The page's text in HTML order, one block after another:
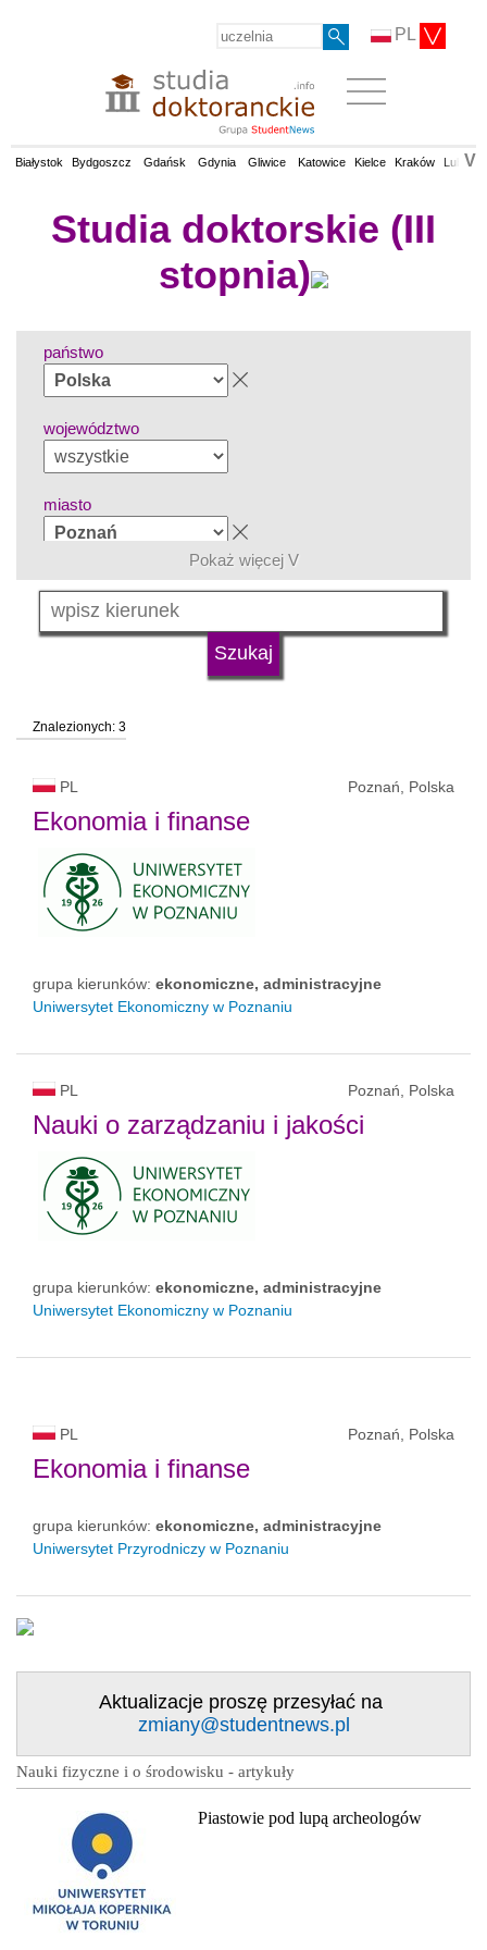
PL
Białystok Bydgoszcz Gdańsk Gdynia Gliwice Katowice Kielce Kraków Lublin
V
Studia doktorskie (III
stopnia)
państwo
województwo
miasto
grupa kierunków
typ uczelni
status uczelni
Pokaż więcej V
Znalezionych: 3
PL Poznań, Polska
Ekonomia i finanse
grupa kierunków: ekonomiczne, administracyjne
Uniwersytet Ekonomiczny w Poznaniu
PL Poznań, Polska
Nauki o zarządzaniu i jakości
grupa kierunków: ekonomiczne, administracyjne
Uniwersytet Ekonomiczny w Poznaniu
PL Poznań, Polska
Ekonomia i finanse
grupa kierunków: ekonomiczne, administracyjne
Uniwersytet Przyrodniczy w Poznaniu
Aktualizacje proszę przesyłać na
zmiany@studentnews.pl
Nauki fizyczne i o środowisku - artykuły
Piastowie pod lupą archeologów